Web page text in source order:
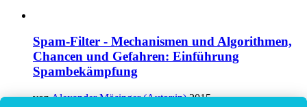
Spam-Filter - Mechanismen und Algorithmen,
Chancen und Gefahren: Einführung